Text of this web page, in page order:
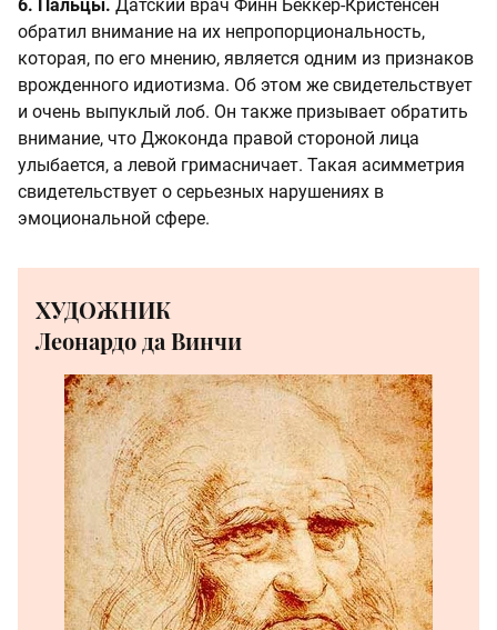
6. Пальцы. Датский врач Финн Беккер-Кристенсен
обратил внимание на их непропорциональность,
которая, по его мнению, является одним из признаков
врожденного идиотизма. Об этом же свидетельствует
и очень выпуклый лоб. Он также призывает обратить
внимание, что Джоконда правой стороной лица
улыбается, а левой гримасничает. Такая асимметрия
свидетельствует о серьезных нарушениях в
эмоциональной сфере.
ХУДОЖНИК
Леонардо да Винчи